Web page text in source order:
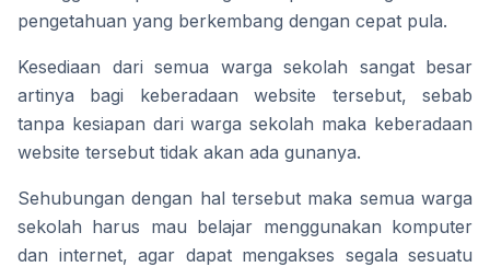
pengetahuan yang berkembang dengan cepat pula.
Kesediaan dari semua warga sekolah sangat besar
artinya bagi keberadaan website tersebut, sebab
tanpa kesiapan dari warga sekolah maka keberadaan
website tersebut tidak akan ada gunanya.
Sehubungan dengan hal tersebut maka semua warga
sekolah harus mau belajar menggunakan komputer
dan internet, agar dapat mengakses segala sesuatu